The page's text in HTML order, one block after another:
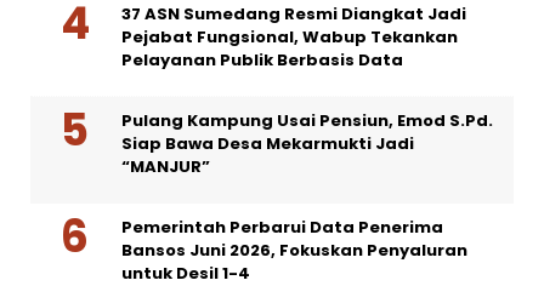
37 ASN Sumedang Resmi Diangkat Jadi
Pejabat Fungsional, Wabup Tekankan
Pelayanan Publik Berbasis Data
Pulang Kampung Usai Pensiun, Emod S.Pd.
Siap Bawa Desa Mekarmukti Jadi
“MANJUR”
Pemerintah Perbarui Data Penerima
Bansos Juni 2026, Fokuskan Penyaluran
untuk Desil 1-4